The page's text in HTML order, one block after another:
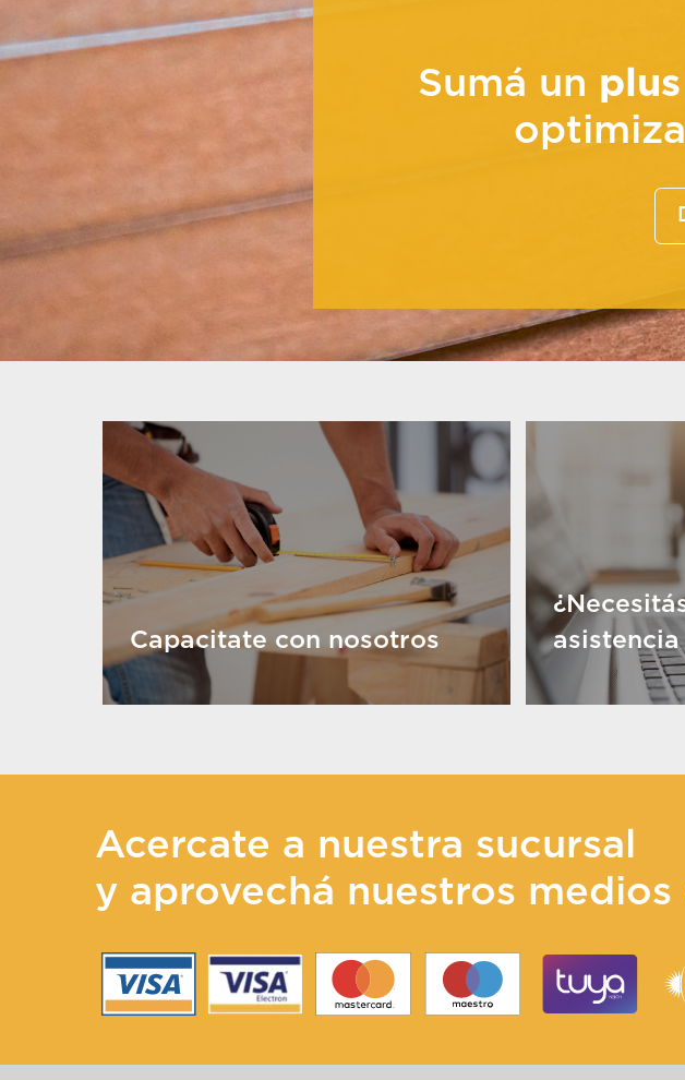
Sumá un plus
Capacitate con nosotros
asistencia
Acercate a nuestra sucursal
y aprovechá nuestros medios